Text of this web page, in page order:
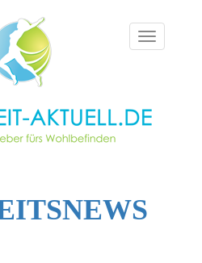
Toggle
navigation